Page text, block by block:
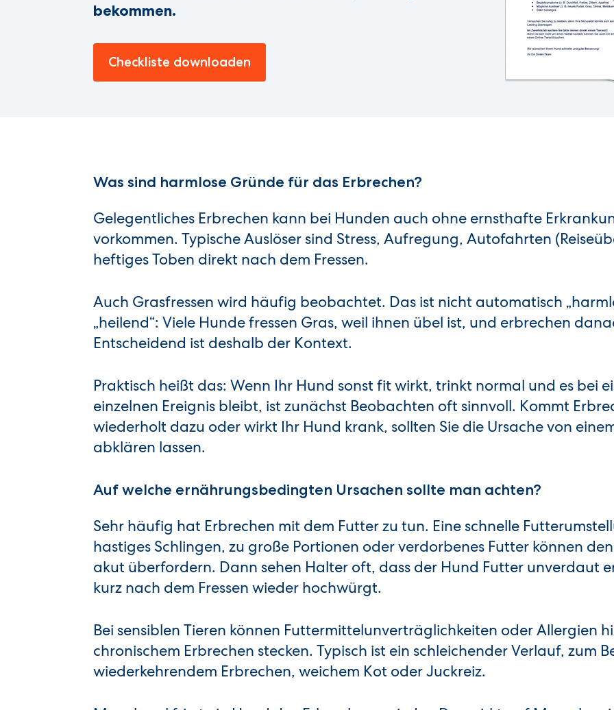
bekommen.
Checkliste downloaden
Was sind harmlose Gründe für das Erbrechen?
Gelegentliches Erbrechen kann bei Hunden auch ohne ernsthafte
vorkommen. Typische Auslöser sind Stress, Aufregung, Autofahrten
heftiges Toben direkt nach dem Fressen.
Auch Grasfressen wird häufig beobachtet. Das ist nicht automatisch
„heilend“: Viele Hunde fressen Gras, weil ihnen übel ist, und erbrechen
Entscheidend ist deshalb der Kontext.
Praktisch heißt das: Wenn Ihr Hund sonst fit wirkt, trinkt normal und es bei
einzelnen Ereignis bleibt, ist zunächst Beobachten oft sinnvoll. Kommt
wiederholt dazu oder wirkt Ihr Hund krank, sollten Sie die Ursache von
abklären lassen.
Auf welche ernährungsbedingten Ursachen sollte man achten?
Sehr häufig hat Erbrechen mit dem Futter zu tun. Eine schnelle
hastiges Schlingen, zu große Portionen oder verdorbenes Futter können
akut überfordern. Dann sehen Halter oft, dass der Hund Futter unverdaut
kurz nach dem Fressen wieder hochwürgt.
Bei sensiblen Tieren können Futtermittelunverträglichkeiten oder Allergien
chronischem Erbrechen stecken. Typisch ist ein schleichender Verlauf, zum
wiederkehrendem Erbrechen, weichem Kot oder Juckreiz.